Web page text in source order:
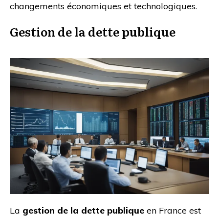
changements économiques et technologiques.
Gestion de la dette publique
La gestion de la dette publique en France est